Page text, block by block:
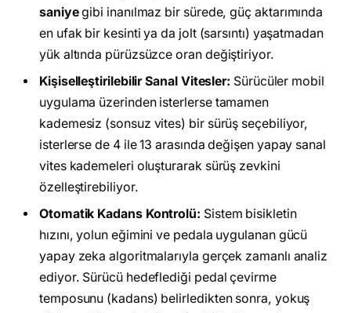
saniyegibi inanılmaz bir sürede, güç aktarımında
en ufak bir kesinti ya da jolt (sarsıntı) yaşatmadan
yük altında pürüzsüzce oran değiştiriyor.
Kişiselleştirilebilir Sanal Vitesler: Sürücüler mobil
uygulama üzerinden isterlerse tamamen
kademesiz (sonsuz vites) bir sürüş seçebiliyor,
isterlerse de 4 ile 13 arasında değişen yapay sanal
vites kademeleri oluşturarak sürüş zevkini
özelleştirebiliyor.
Otomatik Kadans Kontrolü: Sistem bisikletin
hızını, yolun eğimini ve pedala uygulanan gücü
yapay zeka algoritmalarıyla gerçek zamanlı analiz
ediyor. Sürücü hedeflediği pedal çevirme
temposunu (kadans) belirledikten sonra, yokuş